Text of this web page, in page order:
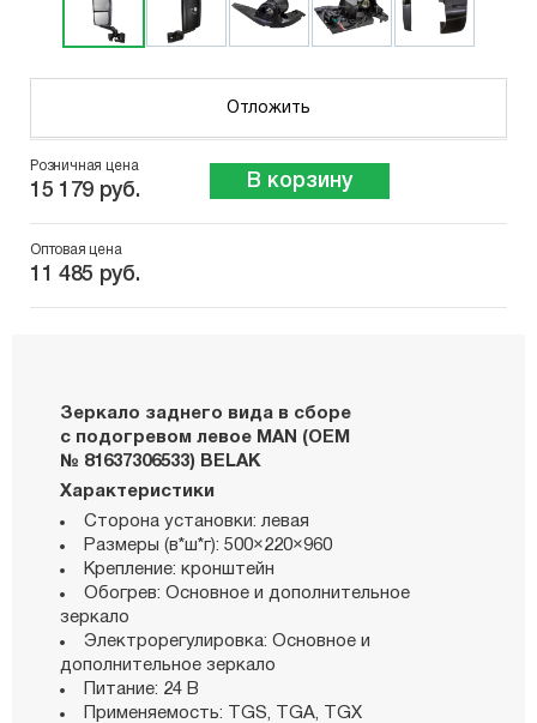
Отложить
Розничная цена
15 179 руб. В корзину
Оптовая цена
11 485 руб.
Зеркало заднего вида в сборе
с подогревом левое MAN (OEM
№ 81637306533) BELAK
Характеристики
Сторона установки: левая
Размеры (в*ш*г): 500×220×960
Крепление: кронштейн
Обогрев: Основное и дополнительное
зеркало
Электрорегулировка: Основное и
дополнительное зеркало
Питание: 24 В
Применяемость: TGS, TGA, TGX